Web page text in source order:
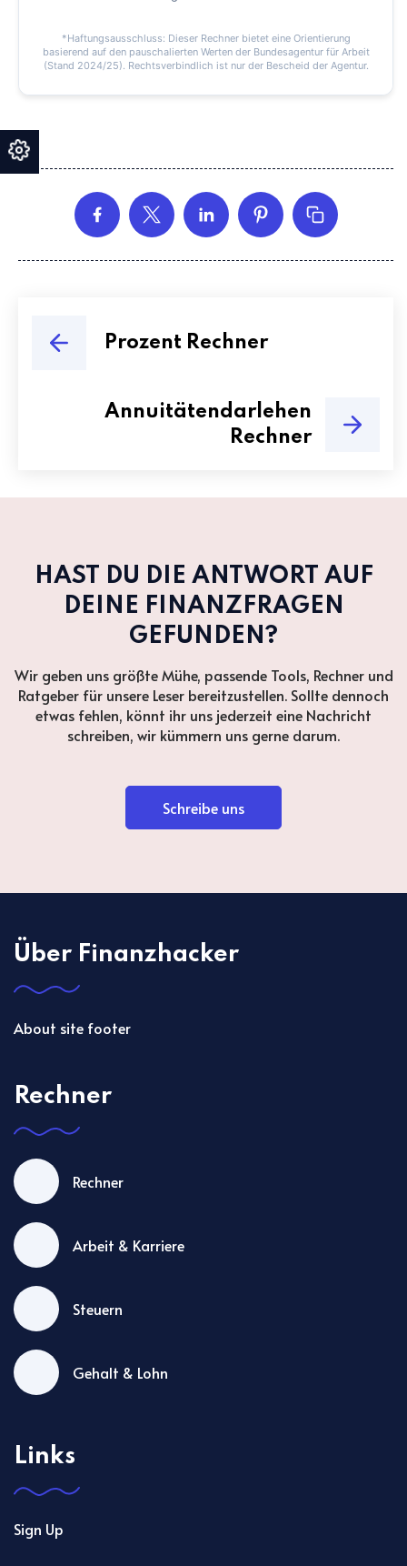
*Haftungsausschluss: Dieser Rechner bietet eine Orientierung
basierend auf den pauschalierten Werten der Bundesagentur für Arbeit
(Stand 2024/25). Rechtsverbindlich ist nur der Bescheid der Agentur.
Prozent Rechner
Annuitätendarlehen
Rechner
HAST DU DIE ANTWORT AUF
DEINE FINANZFRAGEN
GEFUNDEN?
Wir geben uns größte Mühe, passende Tools, Rechner und
Ratgeber für unsere Leser bereitzustellen. Sollte dennoch
etwas fehlen, könnt ihr uns jederzeit eine Nachricht
schreiben, wir kümmern uns gerne darum.
Schreibe uns
Über Finanzhacker
About site footer
Rechner
Rechner
Arbeit & Karriere
Steuern
Gehalt & Lohn
Links
Sign Up